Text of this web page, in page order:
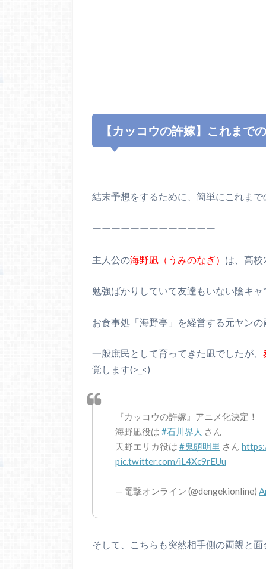
【カッコウの許嫁】これまで
結末予想をするために、簡単にこれま
ーーーーーーーーーーーーー
主人公の海野凪（うみのなぎ） は、高校
勉強ばかりしていて友達もいない陰キャ
お食事処「海野亭」を経営する元ヤン
一般庶民として育ってきた凪でしたが、
覚します(>_<)
『カッコウの許嫁』アニメ化決定！
海野凪役は #石川界人 さん
天野エリカ役は #鬼頭明里 さん
pic.twitter.com/iL4Xc9rEUu
— 電撃オンライン (@dengekionline)
そして、こちらも突然相手側の両親と